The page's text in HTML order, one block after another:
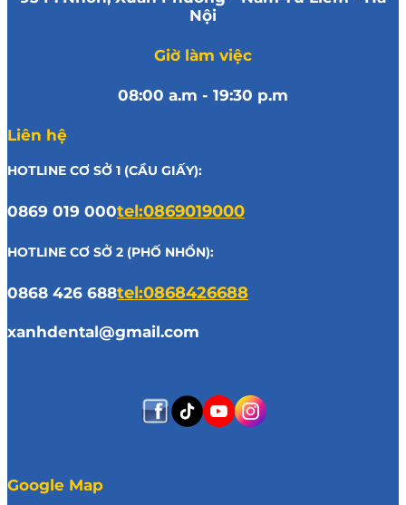
Nội
Giờ làm việc
08:00 a.m - 19:30 p.m
Liên hệ
HOTLINE CƠ SỞ 1 (CẦU GIẤY):
0869 019 000tel:0869019000
HOTLINE CƠ SỞ 2 (PHỐ NHỔN):
0868 426 688tel:0868426688
xanhdental@gmail.com
Google Map